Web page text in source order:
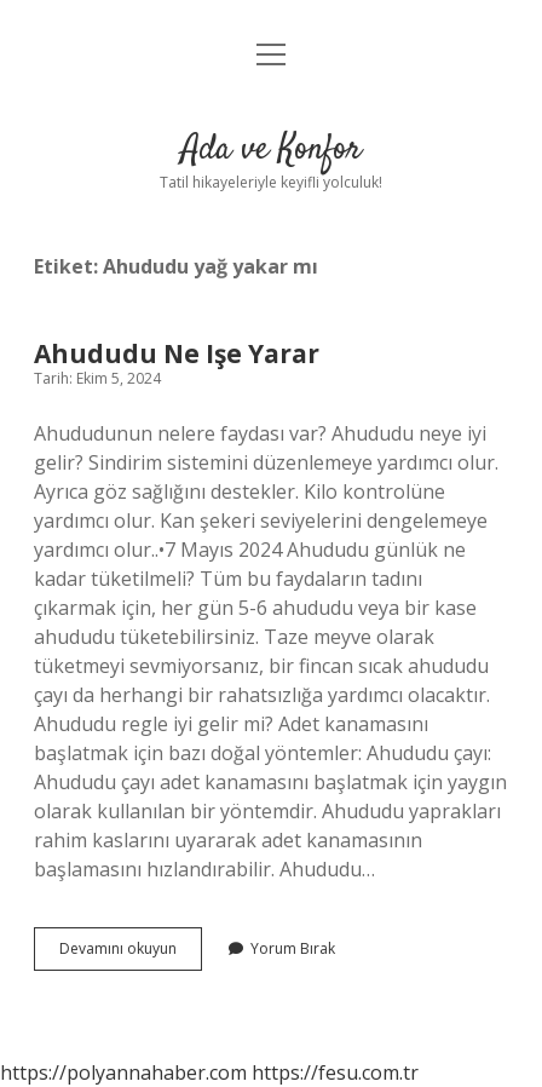
Anasayfa
Yasal Uyarı
menüyü
Ada ve Konfor
Tatil hikayeleriyle keyifli yolculuk!
Etiket:Ahududu yağ yakar mı
Ahududu Ne Işe Yarar
Tarih: Ekim 5, 2024
Ahududunun nelere faydası var? Ahududu neye iyi
gelir? Sindirim sistemini düzenlemeye yardımcı olur.
Ayrıca göz sağlığını destekler. Kilo kontrolüne
yardımcı olur. Kan şekeri seviyelerini dengelemeye
yardımcı olur..•7 Mayıs 2024 Ahududu günlük ne
kadar tüketilmeli? Tüm bu faydaların tadını
çıkarmak için, her gün 5-6 ahududu veya bir kase
ahududu tüketebilirsiniz. Taze meyve olarak
tüketmeyi sevmiyorsanız, bir fincan sıcak ahududu
çayı da herhangi bir rahatsızlığa yardımcı olacaktır.
Ahududu regle iyi gelir mi? Adet kanamasını
başlatmak için bazı doğal yöntemler: Ahududu çayı:
Ahududu çayı adet kanamasını başlatmak için yaygın
olarak kullanılan bir yöntemdir. Ahududu yaprakları
rahim kaslarını uyararak adet kanamasının
başlamasını hızlandırabilir. Ahududu…
Devamını okuyun Ahududu
Ne
Yorum Bırak
https://polyannahaber.com https://fesu.com.tr